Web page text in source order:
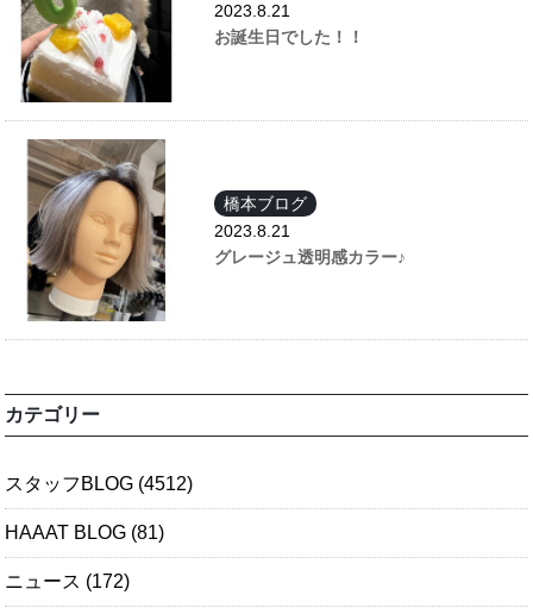
2023.8.21
お誕生日でした！！
橋本ブログ
2023.8.21
グレージュ透明感カラー♪
カテゴリー
スタッフBLOG (4512)
HAAAT BLOG (81)
ニュース (172)